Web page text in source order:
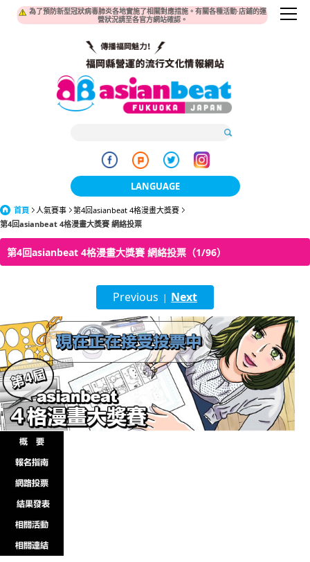
為了預防新型冠狀病毒肺炎各地實施了相關對應措施。有關各種活動·店鋪的運
營狀況請至各官方網站確認。
LANGUAGE
日本語
한국어
簡体中文
繁體中文
English
ภาษาไทย
tiéng Viêt
Bahasa Indonesia
首頁 人氣賽事
第4回asianbeat 4格漫畫大獎賽
第4回asianbeat 4格漫畫大獎賽 網絡投票
第4回asianbeat 4格漫畫大獎賽 網絡投票（1/96）
Previous | Next
"